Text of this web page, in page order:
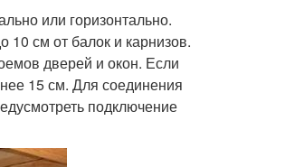
или горизонтально.
10 см от балок и карнизов.
дверей и окон. Если
15 см. Для соединения
подключение